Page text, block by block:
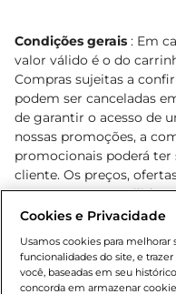
Condições gerais : Em
valor válido é o do
Compras sujeitas a
podem ser canceladas
de garantir o acesso de
nossas promoções, a
promocionais poderá
cliente. Os preços,
o e-commerce e válidos
sofrer alterações sem
Lei n.º 8069/90, art. 81,
Adolescente). Preços e
www.bretas.com.br,
Cookies e Privacidade
Usamos cookies para
funcionalidades do site, e
você, baseadas em seu
concorda em armazenar